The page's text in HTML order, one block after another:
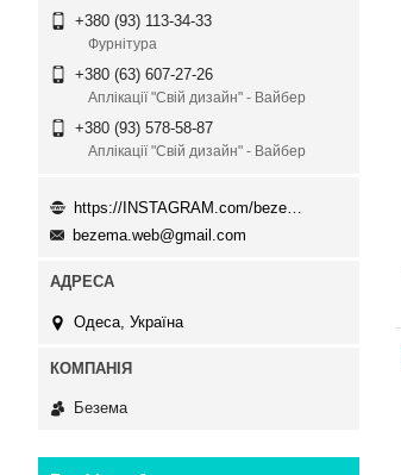
+380 (93) 113-34-33
Фурнітура
+380 (63) 607-27-26
Аплікації "Свій дизайн" - Вайбер
+380 (93) 578-58-87
Аплікації "Свій дизайн" - Вайбер
bezema.web@gmail.com
Одеса, Україна
Безема